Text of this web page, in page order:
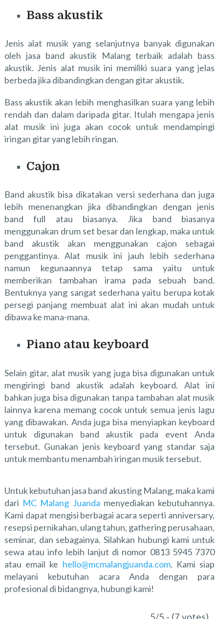
Bass akustik
Jenis alat musik yang selanjutnya banyak digunakan
oleh jasa band akustik Malang terbaik adalah bass
akustik. Jenis alat musik ini memiliki suara yang jelas
berbeda jika dibandingkan dengan gitar akustik.
Bass akustik akan lebih menghasilkan suara yang lebih
rendah dan dalam daripada gitar. Itulah mengapa jenis
alat musik ini juga akan cocok untuk mendampingi
iringan gitar yang lebih ringan.
Cajon
Band akustik bisa dikatakan versi sederhana dan juga
lebih menenangkan jika dibandingkan dengan jenis
band full atau biasanya. Jika band biasanya
menggunakan drum set besar dan lengkap, maka untuk
band akustik akan menggunakan cajon sebagai
penggantinya. Alat musik ini jauh lebih sederhana
namun kegunaannya tetap sama yaitu untuk
memberikan tambahan irama pada sebuah band.
Bentuknya yang sangat sederhana yaitu berupa kotak
persegi panjang membuat alat ini akan mudah untuk
dibawa ke mana-mana.
Piano atau keyboard
Selain gitar, alat musik yang juga bisa digunakan untuk
mengiringi band akustik adalah keyboard. Alat ini
bahkan juga bisa digunakan tanpa tambahan alat musik
lainnya karena memang cocok untuk semua jenis lagu
yang dibawakan. Anda juga bisa menyiapkan keyboard
untuk digunakan band akustik pada event Anda
tersebut. Gunakan jenis keyboard yang standar saja
untuk membantu menambah iringan musik tersebut.
Untuk kebutuhan jasa band akusting Malang, maka kami
dari MC Malang Juanda menyediakan kebutuhannya.
Kami dapat mengisi berbagai acara seperti anniversary,
resepsi pernikahan, ulang tahun, gathering perusahaan,
seminar, dan sebagainya. Silahkan hubungi kami untuk
sewa atau info lebih lanjut di nomor 0813 5945 7370
atau email ke hello@mcmalangjuanda.com. Kami siap
melayani kebutuhan acara Anda dengan para
profesional di bidangnya, hubungi kami!
5/5 - (7 votes)